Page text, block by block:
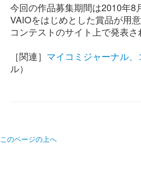
今回の作品募集期間は2010年
VAIOをはじめとした賞品が用
コンテストのサイト上で発表さ
［関連］ マイコミジャーナル
ル）
このページの上へ